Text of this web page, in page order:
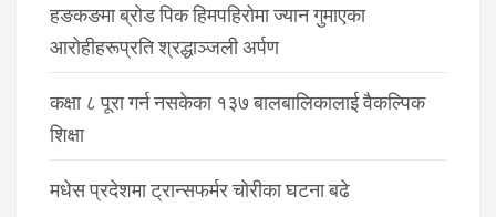
हङकङमा ब्रोड पिक हिमपहिरोमा ज्यान गुमाएका
आरोहीहरूप्रति श्रद्धाञ्जली अर्पण
कक्षा ८ पूरा गर्न नसकेका १३७ बालबालिकालाई वैकल्पिक
शिक्षा
मधेस प्रदेशमा ट्रान्सफर्मर चोरीका घटना बढे